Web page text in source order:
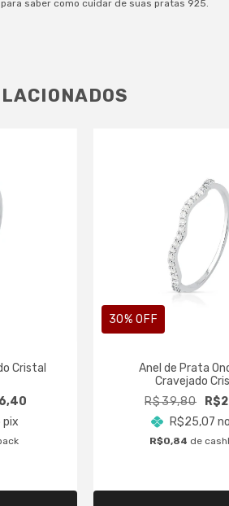
saber como cuidar de suas pratas 925.
Cristal
pix
30% OFF
Anel de Prata
Cravejado
R$39,80
R$25,07
R$0,84 de